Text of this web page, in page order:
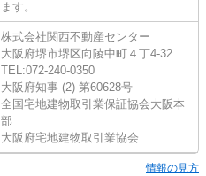
ます。
株式会社関西不動産センター
大阪府堺市堺区向陵中町４丁4-32
TEL:072-240-0350
大阪府知事 (2) 第60628号
全国宅地建物取引業保証協会大阪本
部
大阪府宅地建物取引業協会
情報の見方